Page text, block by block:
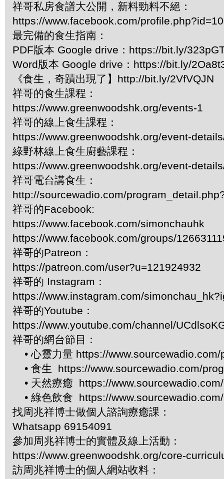
祥哥私房食譜大公開，新料勁料不絕：
https://www.facebook.com/
最完備的食生指南：
PDF版本 Google drive：https://bit.ly/
Word版本 Google drive：https://bit.ly/
《食生，奇蹟出現了】http://bit.ly/2VfVQJN
祥哥的食生課程：
https://www.greenwoodshk.org/events-1
祥哥的線上食生課程：
https://www.greenwoodshk.org/event-
綠野林線上食生廚藝課程：
https://www.greenwoodshk.org/event-
祥哥電台講食生：
http://sourcewadio.com/
祥哥的Facebook:
https://www.facebook.com/simonchauhk
https://www.facebook.com/groups/
祥哥的Patreon：
https://patreon.com/user?u=121924932
祥哥的 Instagram：
https://www.instagram.com/
祥哥的Youtube：
https://www.youtube.com/channel/
祥哥的網台節目：
• 心靈力量 https://
• 食生 https://www.sourcewadio.com/
• 天然療癒 https://
• 綠色飲食 https://
找周兆祥博士做個人諮詢療癒課：
Whatsapp 69154091
參加周兆祥博士的實體及線上活動：
https://www.greenwoodshk.org/core-
訪周兆祥博士的個人網站收料：